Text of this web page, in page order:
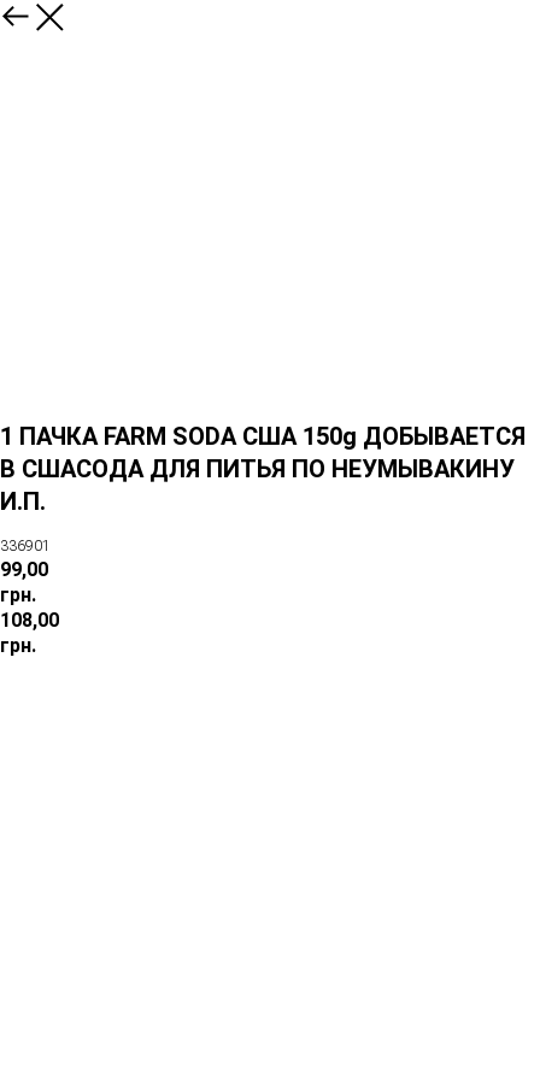
1 ПАЧКА FARM SODA США 150g ДОБЫВАЕТСЯ
В СШАСОДА ДЛЯ ПИТЬЯ ПО НЕУМЫВАКИНУ
И.П.
336901
99,00
грн.
108,00
грн.